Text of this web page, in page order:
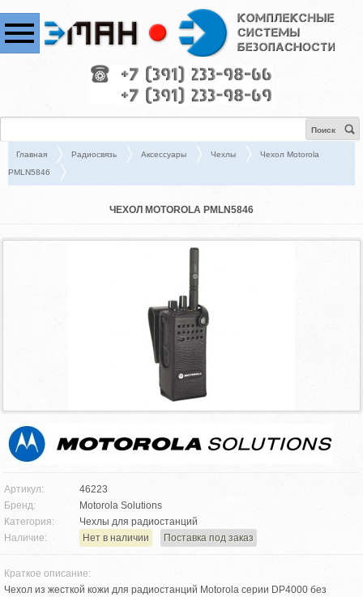
Поиск
Главная Радиосвязь Аксессуары Чехлы
Чехол Motorola
PMLN5846
ЧЕХОЛ MOTOROLA PMLN5846
Артикул:
46223
Бренд:
Motorola Solutions
Категория:
Чехлы для радиостанций
Наличие:
Нет в наличии Поставка под заказ
Краткое описание:
Чехол из жесткой кожи для радиостанций Motorola серии DP4000 без